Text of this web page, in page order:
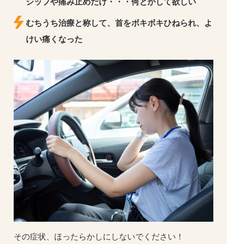
シップや痛み止めだけ・・・何とかして欲しい
むちうち治療と称して、首をボキボキひねられ、よ
けい痛くなった
その症状、ほったらかしにしないでください！